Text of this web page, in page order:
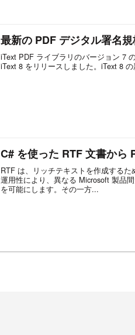
最新の PDF デジタル署名
iText PDF ライブラリのバージョン 7
iText 8 をリリースしました。iText 8
C# を使った RTF 文書から
RTF は、リッチテキストを作成する
運用性により、異なる Microsoft 製品
を可能にします。その一方...